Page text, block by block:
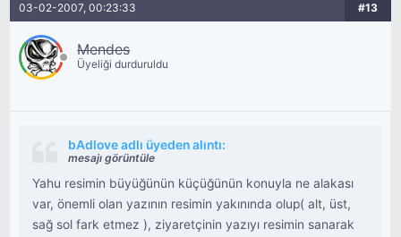
03-02-2007, 00:23:33 #13
Mendes
Üyeliği durduruldu
bAdlove adlı üyeden alıntı:
mesajı görüntüle
Yahu resimin büyüğünün küçüğünün konuyla ne alakası
var, önemli olan yazının resimin yakınında olup( alt, üst,
sağ sol fark etmez ), ziyaretçinin yazıyı resimin sanarak